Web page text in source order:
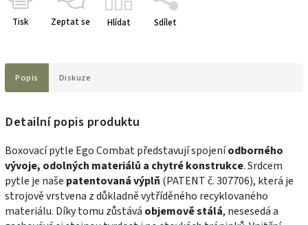
Tisk Zeptat se Hlídat Sdílet
Popis Diskuze
Detailní popis produktu
Boxovací pytle Ego Combat představují spojeníodborného
vývoje, odolných materiálů a chytré konstrukce. Srdcem
pytle je naše patentovaná výplň (PATENT č. 307706), která je
strojově vrstvena z důkladně vytříděného recyklovaného
materiálu. Díky tomu zůstává objemově stálá, nesesedá a